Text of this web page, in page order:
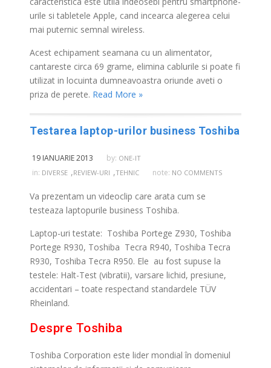
urile si tabletele Apple, cand incearca alegerea celui
mai puternic semnal wireless.
Acest echipament seamana cu un alimentator,
cantareste circa 69 grame, elimina cablurile si poate fi
utilizat in locuinta dumneavoastra oriunde aveti o
priza de perete. Read More »
Testarea laptop-urilor business Toshiba
19 IANUARIE 2013 by: ONE-IT
in: DIVERSE ,REVIEW-URI ,TEHNIC note: NO COMMENTS
Va prezentam un videoclip care arata cum se
testeaza laptopurile business Toshiba.
Laptop-uri testate: Toshiba Portege Z930, Toshiba
Portege R930, Toshiba Tecra R940, Toshiba Tecra
R930, Toshiba Tecra R950. Ele au fost supuse la
testele: Halt-Test (vibratii), varsare lichid, presiune,
accidentari – toate respectand standardele TÜV
Rheinland.
Despre Toshiba
Toshiba Corporation este lider mondial în domeniul